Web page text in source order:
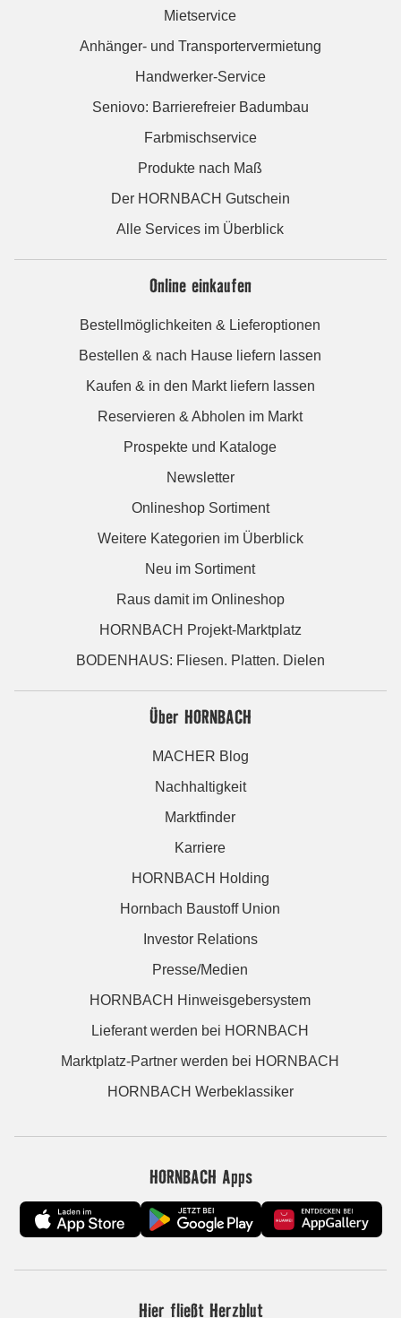
Mietservice
Anhänger- und Transportervermietung
Handwerker-Service
Seniovo: Barrierefreier Badumbau
Farbmischservice
Produkte nach Maß
Der HORNBACH Gutschein
Alle Services im Überblick
Online einkaufen
Bestellmöglichkeiten & Lieferoptionen
Bestellen & nach Hause liefern lassen
Kaufen & in den Markt liefern lassen
Reservieren & Abholen im Markt
Prospekte und Kataloge
Newsletter
Onlineshop Sortiment
Weitere Kategorien im Überblick
Neu im Sortiment
Raus damit im Onlineshop
HORNBACH Projekt-Marktplatz
BODENHAUS: Fliesen. Platten. Dielen
Über HORNBACH
MACHER Blog
Nachhaltigkeit
Marktfinder
Karriere
HORNBACH Holding
Hornbach Baustoff Union
Investor Relations
Presse/Medien
HORNBACH Hinweisgebersystem
Lieferant werden bei HORNBACH
Marktplatz-Partner werden bei HORNBACH
HORNBACH Werbeklassiker
HORNBACH Apps
Hier fließt Herzblut